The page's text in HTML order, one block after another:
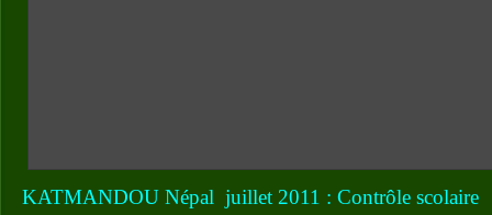
KATMANDOU Népal juillet 2011 : Contrôle scolaire